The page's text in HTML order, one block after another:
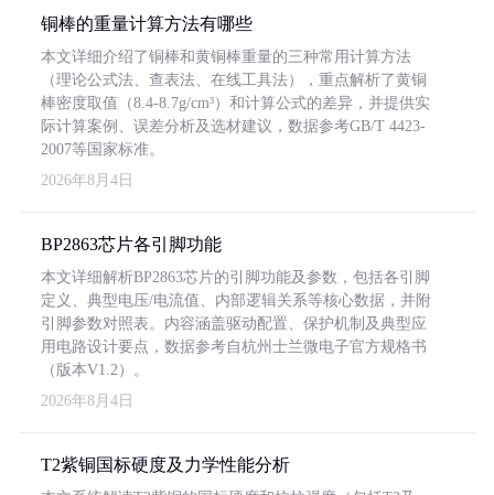
铜棒的重量计算方法有哪些
本文详细介绍了铜棒和黄铜棒重量的三种常用计算方法
（理论公式法、查表法、在线工具法），重点解析了黄铜
棒密度取值（8.4-8.7g/cm³）和计算公式的差异，并提供实
际计算案例、误差分析及选材建议，数据参考GB/T 4423-
2007等国家标准。
2026年8月4日
BP2863芯片各引脚功能
本文详细解析BP2863芯片的引脚功能及参数，包括各引脚
定义、典型电压/电流值、内部逻辑关系等核心数据，并附
引脚参数对照表。内容涵盖驱动配置、保护机制及典型应
用电路设计要点，数据参考自杭州士兰微电子官方规格书
（版本V1.2）。
2026年8月4日
T2紫铜国标硬度及力学性能分析